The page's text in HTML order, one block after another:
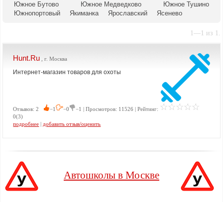
Южное Бутово
Южное Медведково
Южное Тушино
Южнопортовый
Якиманка Ярославский Ясенево
1—1 из 1.
Hunt.Ru , г. Москва
Интернет-магазин товаров для охоты
Отзывов: 2 −1 −0
−1 | Просмотров: 11526 | Рейтинг:
0(3)
подробнее | добавить отзыв/оценить
Автошколы в Москве